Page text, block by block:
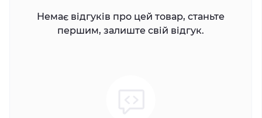
Немає відгуків про цей товар, станьте
першим, залиште свій відгук.